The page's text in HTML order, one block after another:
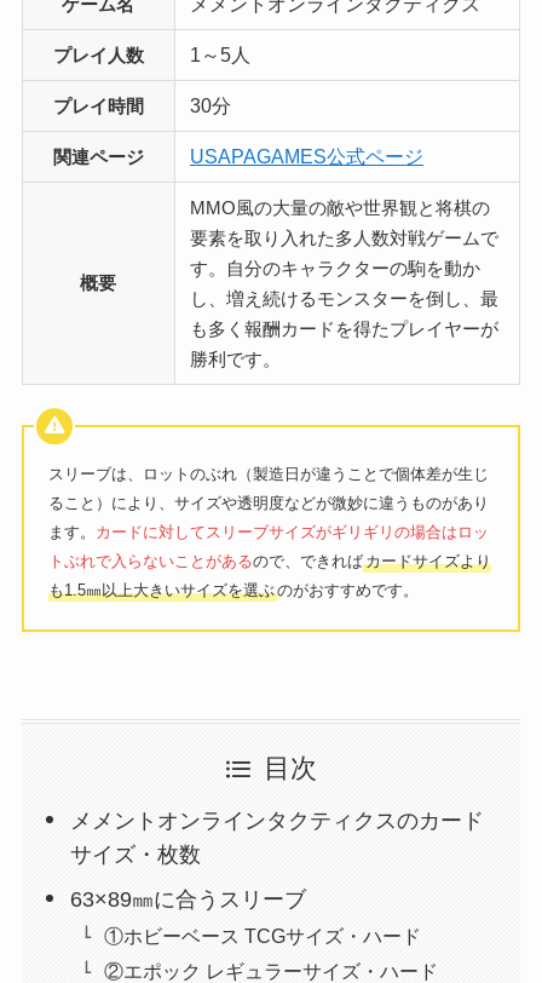
ゲーム名
プレイ人数 1～5人
プレイ時間 30分
関連ページ USAPAGAMES公式ページ
概要
MMO風の大量の敵や世界観と将棋の
要素を取り入れた多人数対戦ゲームで
す。自分のキャラクターの駒を動か
し、増え続けるモンスターを倒し、最
も多く報酬カードを得たプレイヤーが
勝利です。
スリーブは、ロットのぶれ（製造日が違うことで個体差が生じ
ること）により、サイズや透明度などが微妙に違うものがあり
ます。 カードに対してスリーブサイズがギリギリの場合はロッ
トぶれで入らないことがあるので、できればカードサイズより
も1.5㎜以上大きいサイズを選ぶのがおすすめです。
目次
メメントオンラインタクティクスのカード
サイズ・枚数
63×89㎜に合うスリーブ
①ホビーベース TCGサイズ・ハード
②エポック レギュラーサイズ・ハード